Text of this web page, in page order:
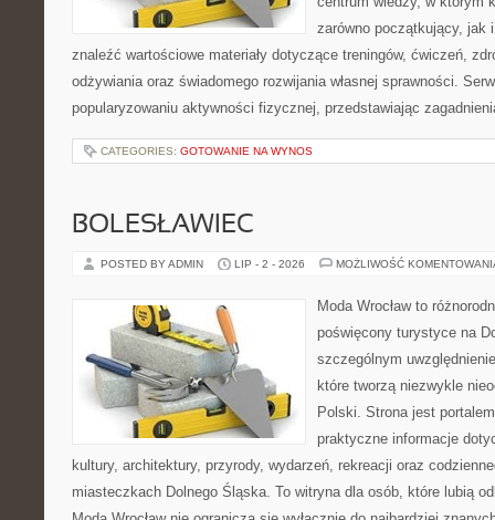
zarówno początkujący, jak
znaleźć wartościowe materiały dotyczące treningów, ćwiczeń,
odżywiania oraz świadomego rozwijania własnej sprawności.
popularyzowaniu aktywności fizycznej, przedstawiając
CATEGORIES: GOTOWANIE NA WYNOS
BOLESŁAWIEC
POSTED BY ADMIN LIP - 2 - 2026 MOŻLIWOŚĆ
Moda Wrocław to
poświęcony turystyce na
szczególnym
które tworzą niezwykle
Polski. Strona jest
praktyczne informacje
kultury, architektury, przyrody, wydarzeń, rekreacji oraz
miasteczkach Dolnego Śląska. To witryna dla osób, które lubią